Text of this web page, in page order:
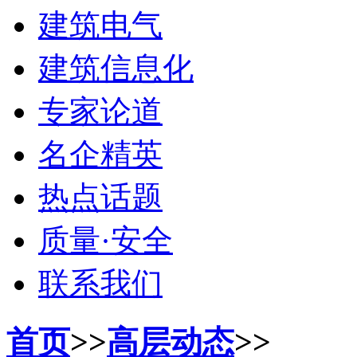
建筑电气
建筑信息化
专家论道
名企精英
热点话题
质量·安全
联系我们
首页>>高层动态>>